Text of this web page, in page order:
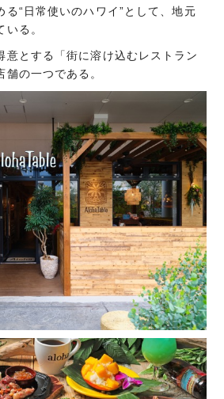
る“日常使いのハワイ”として、地元
る。
意とする「街に溶け込むレストラン
の一つである。